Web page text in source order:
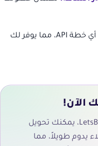
مع أي خطة API، مما يوفر لك
الآن!
لا تدع منافسيك يسبقونك. مع LetsBot، يمكنك تحويل
يدوم طويلاً، مما